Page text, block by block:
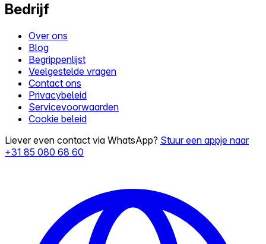
Bedrijf
Over ons
Blog
Begrippenlijst
Veelgestelde vragen
Contact ons
Privacybeleid
Servicevoorwaarden
Cookie beleid
Liever even contact via WhatsApp? Stuur een appje naar
+31 85 080 68 60